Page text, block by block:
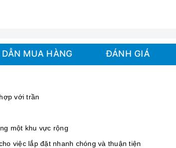
MUA HÀNG ĐÁNH GIÁ
với trần
một khu vực rộng
việc lắp đặt nhanh chóng và thuận tiện